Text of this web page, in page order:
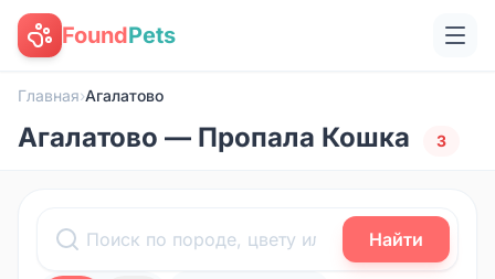
FoundPets
Главная›Агалатово
Агалатово — Пропала Кошка 3
Найти